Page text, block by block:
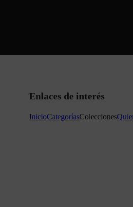
Enlaces de interés
InicioCategoríasColecciones